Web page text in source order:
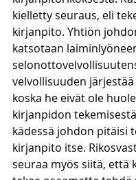
kielletty seuraus, eli
kirjanpito. Yhtiön
katsotaan
velvollisuuden
koska he eivät ole
kirjanpidon
kädessä johdon pitäisi
kirjanpito itse.
seuraa myös siitä, että